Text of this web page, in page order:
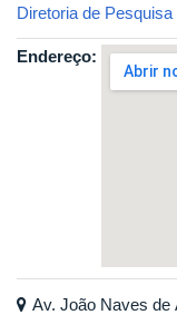
Diretoria de Pesquisa
Endereço:
Av. João Naves de